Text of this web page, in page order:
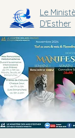
Le
D'Esther